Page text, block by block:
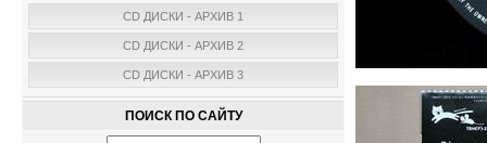
CD ДИСКИ - АРХИВ 1
CD ДИСКИ - АРХИВ 2
CD ДИСКИ - АРХИВ 3
ПОИСК ПО САЙТУ